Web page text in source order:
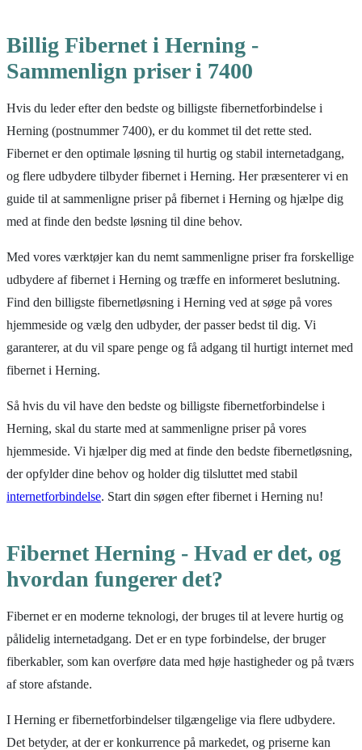
Billig Fibernet i Herning -
Sammenlign priser i 7400
Hvis du leder efter den bedste og billigste fibernetforbindelse i
Herning (postnummer 7400), er du kommet til det rette sted.
Fibernet er den optimale løsning til hurtig og stabil internetadgang,
og flere udbydere tilbyder fibernet i Herning. Her præsenterer vi en
guide til at sammenligne priser på fibernet i Herning og hjælpe dig
med at finde den bedste løsning til dine behov.
Med vores værktøjer kan du nemt sammenligne priser fra forskellige
udbydere af fibernet i Herning og træffe en informeret beslutning.
Find den billigste fibernetløsning i Herning ved at søge på vores
hjemmeside og vælg den udbyder, der passer bedst til dig. Vi
garanterer, at du vil spare penge og få adgang til hurtigt internet med
fibernet i Herning.
Så hvis du vil have den bedste og billigste fibernetforbindelse i
Herning, skal du starte med at sammenligne priser på vores
hjemmeside. Vi hjælper dig med at finde den bedste fibernetløsning,
der opfylder dine behov og holder dig tilsluttet med stabil
internetforbindelse. Start din søgen efter fibernet i Herning nu!
Fibernet Herning - Hvad er det, og
hvordan fungerer det?
Fibernet er en moderne teknologi, der bruges til at levere hurtig og
pålidelig internetadgang. Det er en type forbindelse, der bruger
fiberkabler, som kan overføre data med høje hastigheder og på tværs
af store afstande.
I Herning er fibernetforbindelser tilgængelige via flere udbydere.
Det betyder, at der er konkurrence på markedet, og priserne kan